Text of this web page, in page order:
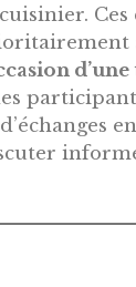
d’une